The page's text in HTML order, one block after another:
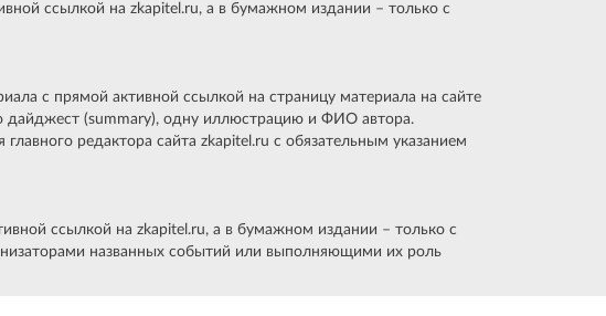
ссылкой на zkapitel.ru, а в бумажном издании – только с
с прямой активной ссылкой на страницу материала на сайте
дайджест (summary), одну иллюстрацию и ФИО автора.
редактора сайта zkapitel.ru с обязательным указанием
ссылкой на zkapitel.ru, а в бумажном издании – только с
названных событий или выполняющими их роль